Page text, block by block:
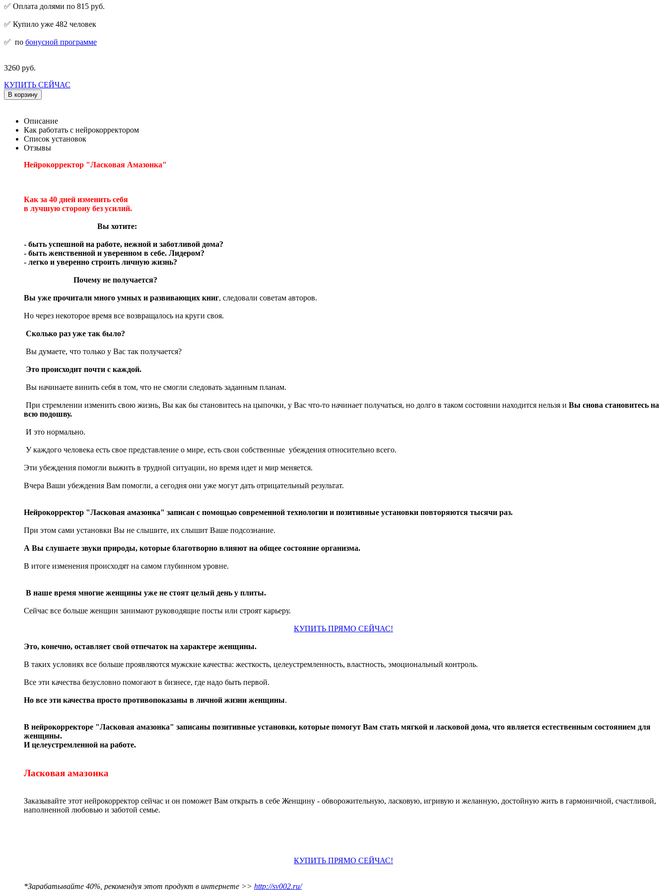
✅ Оплата долями по 815 руб.
✅ Купило уже 482 человек
✅ по бонусной программе
3260 руб.
КУПИТЬ СЕЙЧАС
В корзину
Описание
Как работать с нейрокорректором
Список установок
Отзывы
Нейрокорректор "Ласковая Амазонка"
Как за 40 дней изменить себя
в лучшую сторону без усилий.
Вы хотите:
- быть успешной на работе, нежной и заботливой дома?
- быть женственной и уверенном в себе. Лидером?
- легко и уверенно строить личную жизнь?
Почему не получается?
Вы уже прочитали много умных и развивающих книг, следовали советам авторов.
Но через некоторое время все возвращалось на круги своя.
Сколько раз уже так было?
Вы думаете, что только у Вас так получается?
Это происходит почти с каждой.
Вы начинаете винить себя в том, что не смогли следовать заданным планам.
При стремлении изменить свою жизнь, Вы как бы становитесь на цыпочки, у Вас что-то начинает получаться, но долго в таком состоянии находится нельзя и Вы снова становитесь на
всю подошву.
И это нормально.
У каждого человека есть свое представление о мире, есть свои собственные убеждения относительно всего.
Эти убеждения помогли выжить в трудной ситуации, но время идет и мир меняется.
Вчера Ваши убеждения Вам помогли, а сегодня они уже могут дать отрицательный результат.
Нейрокорректор "Ласковая амазонка" записан с помощью современной технологии и позитивные установки повторяются тысячи раз.
При этом сами установки Вы не слышите, их слышит Ваше подсознание.
А Вы слушаете звуки природы, которые благотворно влияют на общее состояние организма.
В итоге изменения происходят на самом глубинном уровне.
В наше время многие женщины уже не стоят целый день у плиты.
Сейчас все больше женщин занимают руководящие посты или строят карьеру.
КУПИТЬ ПРЯМО СЕЙЧАС!
Это, конечно, оставляет свой отпечаток на характере женщины.
В таких условиях все больше проявляются мужские качества: жесткость, целеустремленность, властность, эмоциональный контроль.
Все эти качества безусловно помогают в бизнесе, где надо быть первой.
Но все эти качества просто противопоказаны в личной жизни женщины.
В нейрокорректоре "Ласковая амазонка" записаны позитивные установки, которые помогут Вам стать мягкой и ласковой дома, что является естественным состоянием для
женщины.
И целеустремленной на работе.
Ласковая амазонка
Заказывайте этот нейрокорректор сейчас и он поможет Вам открыть в себе Женщину - обворожительную, ласковую, игривую и желанную, достойную жить в гармоничной, счастливой,
наполненной любовью и заботой семье.
КУПИТЬ ПРЯМО СЕЙЧАС!
*Зарабатывайте 40%, рекомендуя этот продукт в интернете >> http://sv002.ru/